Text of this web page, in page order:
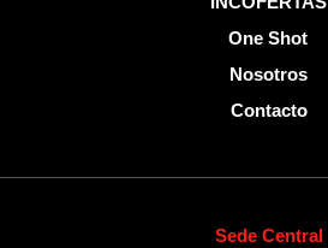
One Shot
Nosotros
Contacto
Sede Central